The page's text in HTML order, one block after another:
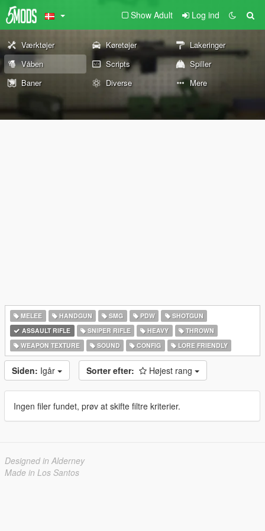
Show Adult Log ind
Værktøjer Køretøjer
Lakeringer
Våben
Scripts
Spiller
Baner
Diverse Mere
MELEE HANDGUN SMG PDW
SHOTGUN
ASSAULT RIFLE
SNIPER RIFLE HEAVY
THROWN
WEAPON TEXTURE
SOUND CONFIG LORE FRIENDLY
Siden: Igår Sorter efter: Højest rang
Ingen filer fundet, prøv at skifte filtre kriterier.
Designed in Alderney
Made in Los Santos